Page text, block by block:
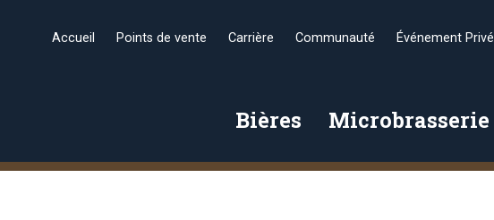
Accueil Points de vente Carrière Communauté Événement Privé
Bières Microbrasserie